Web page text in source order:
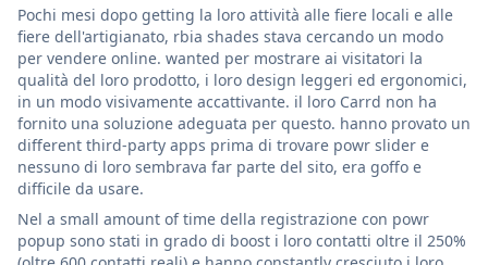
Pochi mesi dopo getting la loro attività alle fiere locali e alle
fiere dell'artigianato, rbia shades stava cercando un modo
per vendere online. wanted per mostrare ai visitatori la
qualità del loro prodotto, i loro design leggeri ed ergonomici,
in un modo visivamente accattivante. il loro Carrd non ha
fornito una soluzione adeguata per questo. hanno provato un
different third-party apps prima di trovare powr slider e
nessuno di loro sembrava far parte del sito, era goffo e
difficile da usare.
Nel a small amount of time della registrazione con powr
popup sono stati in grado di boost i loro contatti oltre il 250%